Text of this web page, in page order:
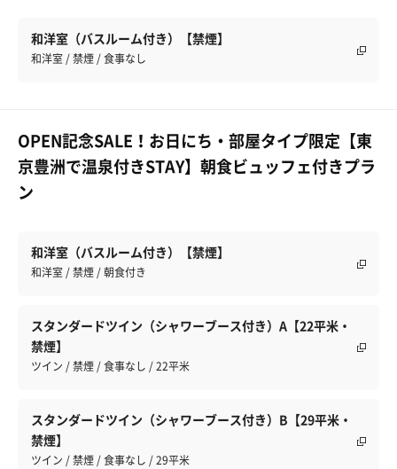
和洋室（バスルーム付き）【禁煙】
和洋室 / 禁煙 / 食事なし
OPEN記念SALE！お日にち・部屋タイプ限定【東
京豊洲で温泉付きSTAY】朝食ビュッフェ付きプラ
ン
和洋室（バスルーム付き）【禁煙】
和洋室 / 禁煙 / 朝食付き
スタンダードツイン（シャワーブース付き）A【22平米・
禁煙】
ツイン / 禁煙 / 食事なし / 22平米
スタンダードツイン（シャワーブース付き）B【29平米・
禁煙】
ツイン / 禁煙 / 食事なし / 29平米